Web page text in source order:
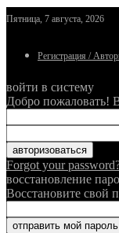
Пятница, 7 августа, 2026
Регистрация /
войти в систему
Добро пожаловать!
Forgot your
восстановление
Восстановите свой